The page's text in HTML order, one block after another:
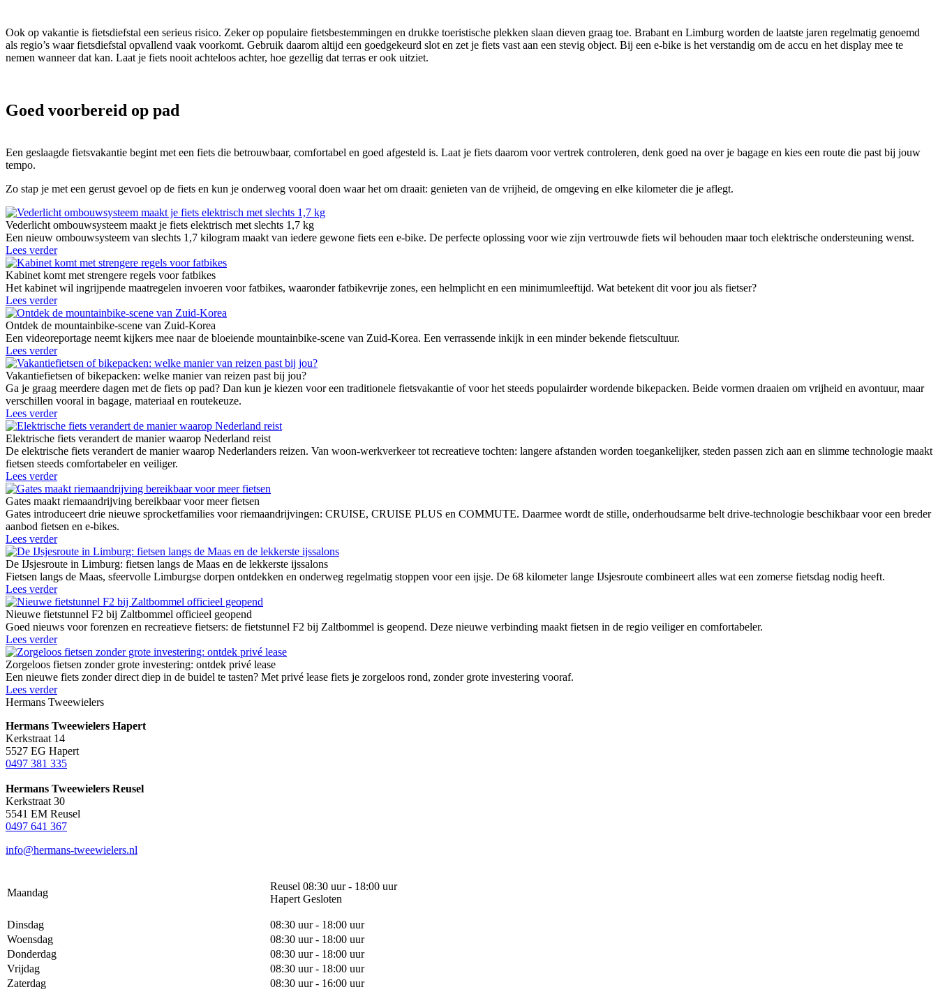
Ook op vakantie is fietsdiefstal een serieus risico. Zeker op populaire fietsbestemmingen en drukke toeristische plekken slaan dieven graag toe. Brabant en Limburg worden de laatste jaren regelmatig genoemd
als regio’s waar fietsdiefstal opvallend vaak voorkomt. Gebruik daarom altijd een goedgekeurd slot en zet je fiets vast aan een stevig object. Bij een e-bike is het verstandig om de accu en het display mee te
nemen wanneer dat kan. Laat je fiets nooit achteloos achter, hoe gezellig dat terras er ook uitziet.
Goed voorbereid op pad
Een geslaagde fietsvakantie begint met een fiets die betrouwbaar, comfortabel en goed afgesteld is. Laat je fiets daarom voor vertrek controleren, denk goed na over je bagage en kies een route die past bij jouw
tempo.
Zo stap je met een gerust gevoel op de fiets en kun je onderweg vooral doen waar het om draait: genieten van de vrijheid, de omgeving en elke kilometer die je aflegt.
Vederlicht ombouwsysteem maakt je fiets elektrisch met slechts 1,7 kg
Een nieuw ombouwsysteem van slechts 1,7 kilogram maakt van iedere gewone fiets een e-bike. De perfecte oplossing voor wie zijn vertrouwde fiets wil behouden maar toch elektrische ondersteuning wenst.
Lees verder
Kabinet komt met strengere regels voor fatbikes
Het kabinet wil ingrijpende maatregelen invoeren voor fatbikes, waaronder fatbikevrije zones, een helmplicht en een minimumleeftijd. Wat betekent dit voor jou als fietser?
Lees verder
Ontdek de mountainbike-scene van Zuid-Korea
Een videoreportage neemt kijkers mee naar de bloeiende mountainbike-scene van Zuid-Korea. Een verrassende inkijk in een minder bekende fietscultuur.
Lees verder
Vakantiefietsen of bikepacken: welke manier van reizen past bij jou?
Ga je graag meerdere dagen met de fiets op pad? Dan kun je kiezen voor een traditionele fietsvakantie of voor het steeds populairder wordende bikepacken. Beide vormen draaien om vrijheid en avontuur, maar
verschillen vooral in bagage, materiaal en routekeuze.
Lees verder
Elektrische fiets verandert de manier waarop Nederland reist
De elektrische fiets verandert de manier waarop Nederlanders reizen. Van woon-werkverkeer tot recreatieve tochten: langere afstanden worden toegankelijker, steden passen zich aan en slimme technologie maakt
fietsen steeds comfortabeler en veiliger.
Lees verder
Gates maakt riemaandrijving bereikbaar voor meer fietsen
Gates introduceert drie nieuwe sprocketfamilies voor riemaandrijvingen: CRUISE, CRUISE PLUS en COMMUTE. Daarmee wordt de stille, onderhoudsarme belt drive-technologie beschikbaar voor een breder
aanbod fietsen en e-bikes.
Lees verder
De IJsjesroute in Limburg: fietsen langs de Maas en de lekkerste ijssalons
Fietsen langs de Maas, sfeervolle Limburgse dorpen ontdekken en onderweg regelmatig stoppen voor een ijsje. De 68 kilometer lange IJsjesroute combineert alles wat een zomerse fietsdag nodig heeft.
Lees verder
Nieuwe fietstunnel F2 bij Zaltbommel officieel geopend
Goed nieuws voor forenzen en recreatieve fietsers: de fietstunnel F2 bij Zaltbommel is geopend. Deze nieuwe verbinding maakt fietsen in de regio veiliger en comfortabeler.
Lees verder
Zorgeloos fietsen zonder grote investering: ontdek privé lease
Een nieuwe fiets zonder direct diep in de buidel te tasten? Met privé lease fiets je zorgeloos rond, zonder grote investering vooraf.
Lees verder
Hermans Tweewielers
Hermans Tweewielers Hapert
Kerkstraat 14
5527 EG Hapert
0497 381 335
Hermans Tweewielers Reusel
Kerkstraat 30
5541 EM Reusel
0497 641 367
info@hermans-tweewielers.nl
Maandag
Reusel 08:30 uur - 18:00 uur
Hapert Gesloten
Dinsdag
08:30 uur - 18:00 uur
Woensdag
08:30 uur - 18:00 uur
Donderdag
08:30 uur - 18:00 uur
Vrijdag
08:30 uur - 18:00 uur
Zaterdag
08:30 uur - 16:00 uur